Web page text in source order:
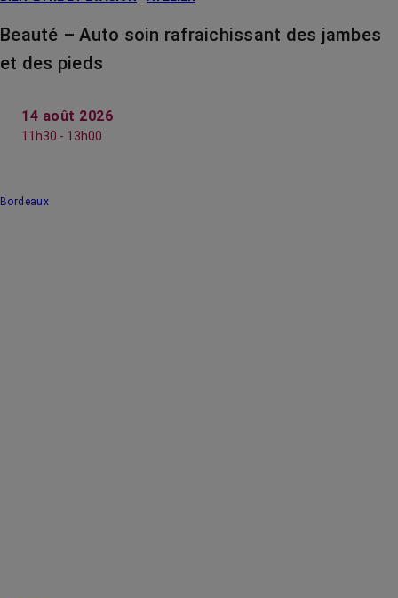
Beauté – Auto soin rafraichissant des jambes
et des pieds
14 août 2026
11h30 - 13h00
Bordeaux